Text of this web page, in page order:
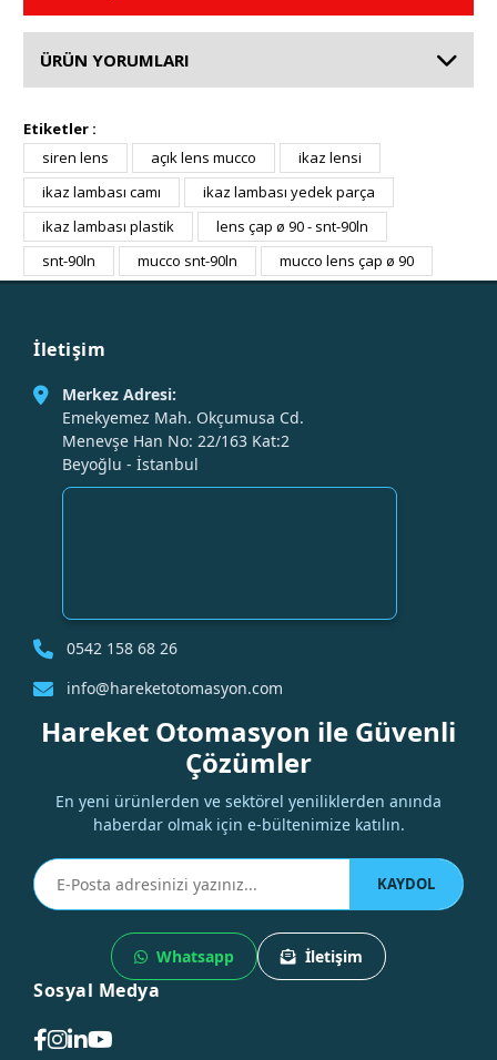
ÜRÜN YORUMLARI
Etiketler :
siren lens
açık lens mucco
ikaz lensi
ikaz lambası camı
ikaz lambası yedek parça
ikaz lambası plastik
lens çap ø 90 - snt-90ln
snt-90ln
mucco snt-90ln mucco lens çap ø 90
İletişim
Merkez Adresi:
Emekyemez Mah. Okçumusa Cd.
Menevşe Han No: 22/163 Kat:2
Beyoğlu - İstanbul
0542 158 68 26
info@hareketotomasyon.com
Hareket Otomasyon ile Güvenli
Çözümler
En yeni ürünlerden ve sektörel yeniliklerden anında
haberdar olmak için e-bültenimize katılın.
KAYDOL
Whatsapp İletişim
Sosyal Medya